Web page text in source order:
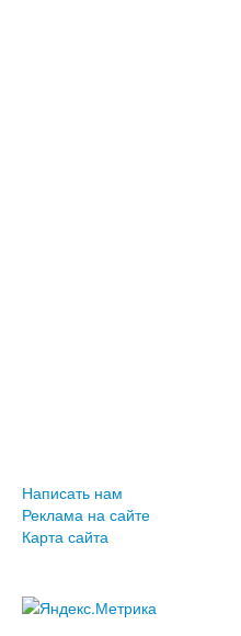
Написать нам
Реклама на сайте
Карта сайта